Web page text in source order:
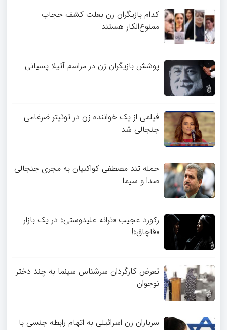
کدام بازیگران زن بعلت کشف حجاب
ممنوع‌الکار هستند
پوشش بازیگران زن در مراسم آتیلا پسیانی
فیلمی از یک خواننده زن در توئیتر ضرغامی
جنجالی شد
حمله تند مصطفی کواکبیان به مجری جنجالی
صدا و سیما
رکورد عجیب «ترانه علیدوستی» در یک بازار
«قاچاق»!
تعرض کارگردان سرشناس سینما به چند دختر
نوجوان
سربازان زن اسرائیلی به اتهام رابطه جنسی با